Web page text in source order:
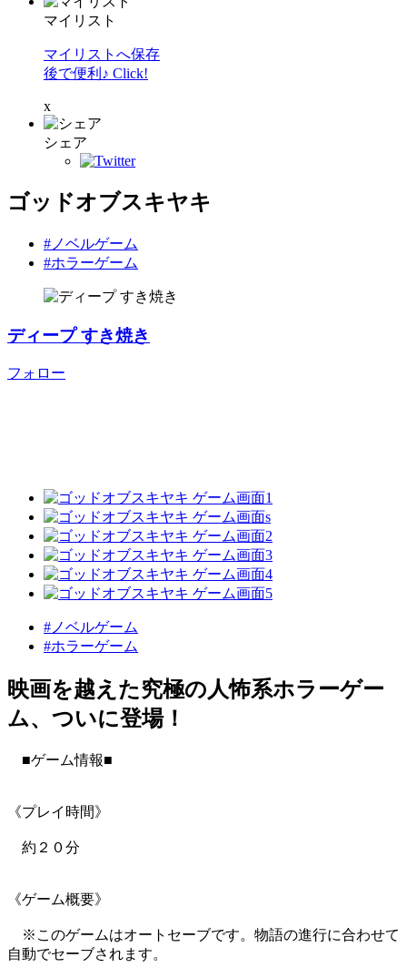
マイリスト
マイリストへ保存
後で便利♪ Click!
x
シェア
ゴッドオブスキヤキ
#ノベルゲーム
#ホラーゲーム
ディープ すき焼き
フォロー
#ノベルゲーム
#ホラーゲーム
映画を越えた究極の人怖系ホラーゲー
ム、ついに登場！
■ゲーム情報■
《プレイ時間》
約２０分
《ゲーム概要》
※このゲームはオートセーブです。物語の進行に合わせて
自動でセーブされます。